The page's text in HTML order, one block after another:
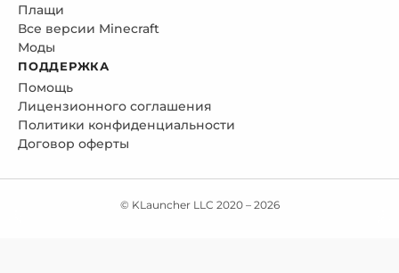
Плащи
Все версии Minecraft
Моды
ПОДДЕРЖКА
Помощь
Лицензионного соглашения
Политики конфиденциальности
Договор оферты
© KLauncher LLC 2020 – 2026